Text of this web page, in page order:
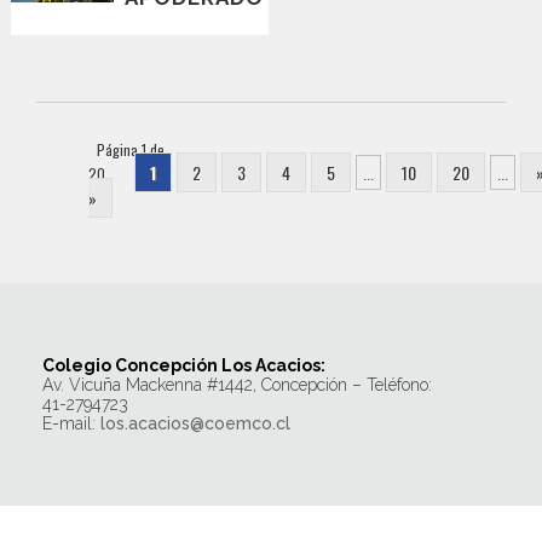
Página 1 de
20
1 2 3 4 5 10 20
»
Colegio Concepción Los Acacios:
Av. Vicuña Mackenna #1442, Concepción – Teléfono:
41-2794723
E-mail: los.acacios@coemco.cl